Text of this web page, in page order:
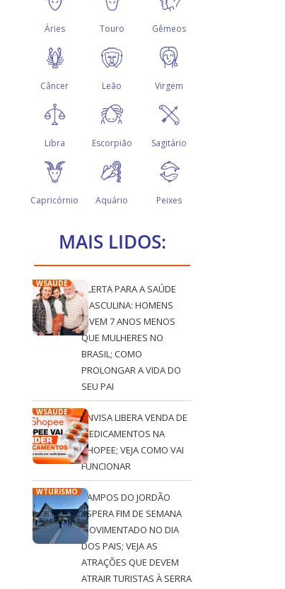
MAIS LIDOS:
WSAÚDE
ALERTA PARA A SAÚDE
MASCULINA: HOMENS
VIVEM 7 ANOS MENOS
QUE MULHERES NO
BRASIL; COMO
PROLONGAR A VIDA DO
SEU PAI
WSAÚDE
ANVISA LIBERA VENDA DE
MEDICAMENTOS NA
SHOPEE; VEJA COMO VAI
FUNCIONAR
WTURISMO CAMPOS DO JORDÃO
ESPERA FIM DE SEMANA
MOVIMENTADO NO DIA
DOS PAIS; VEJA AS
ATRAÇÕES QUE DEVEM
ATRAIR TURISTAS À SERRA